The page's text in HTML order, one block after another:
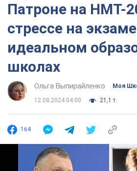
Патроне на НМТ-
стрессе на
идеальном
школах
Ольга Выпирайленко Моя
12.08.2024 04:00 21,1 т.
164